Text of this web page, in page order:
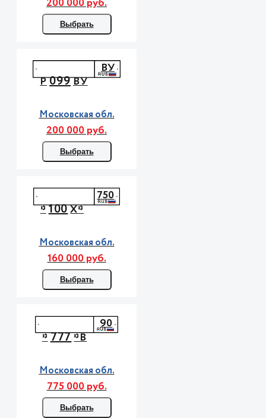
Выбрать
Р099ВУ
ВУ
Московская обл.
200 000 руб.
Выбрать
*100Х*
750
Московская обл.
160 000 руб.
Выбрать
*777*В
90
Московская обл.
775 000 руб.
Выбрать